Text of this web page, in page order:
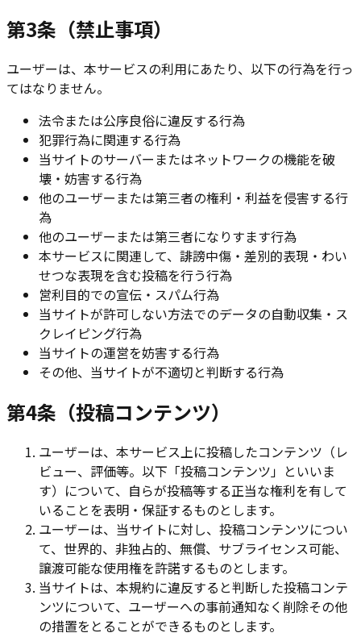
第3条（禁止事項）
ユーザーは、本サービスの利用にあたり、以下の行為を行っ
てはなりません。
法令または公序良俗に違反する行為
犯罪行為に関連する行為
当サイトのサーバーまたはネットワークの機能を破
壊・妨害する行為
他のユーザーまたは第三者の権利・利益を侵害する行
為
他のユーザーまたは第三者になりすます行為
本サービスに関連して、誹謗中傷・差別的表現・わい
せつな表現を含む投稿を行う行為
営利目的での宣伝・スパム行為
当サイトが許可しない方法でのデータの自動収集・ス
クレイピング行為
当サイトの運営を妨害する行為
その他、当サイトが不適切と判断する行為
第4条（投稿コンテンツ）
ユーザーは、本サービス上に投稿したコンテンツ（レ
ビュー、評価等。以下「投稿コンテンツ」といいま
す）について、自らが投稿等する正当な権利を有して
いることを表明・保証するものとします。
ユーザーは、当サイトに対し、投稿コンテンツについ
て、世界的、非独占的、無償、サブライセンス可能、
譲渡可能な使用権を許諾するものとします。
当サイトは、本規約に違反すると判断した投稿コンテ
ンツについて、ユーザーへの事前通知なく削除その他
の措置をとることができるものとします。